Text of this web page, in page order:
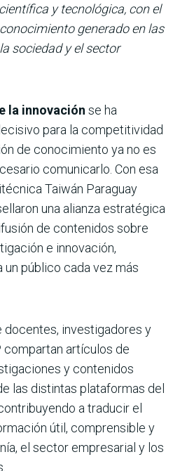
y tecnológica, con el
generado en las
sociedad y el sector
la innovación se ha
para la competitividad
de conocimiento ya no es
comunicarlo. Con esa
Taiwán Paraguay
una alianza estratégica
de contenidos sobre
e innovación,
público cada vez más
docentes, investigadores y
artículos de
y contenidos
las distintas plataformas del
a traducir el
útil, comprensible y
el sector empresarial y los